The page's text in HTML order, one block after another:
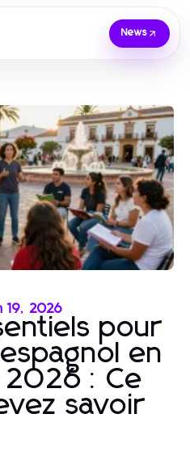
News
19, 2026
pour
en
2026 : Ce
savoir